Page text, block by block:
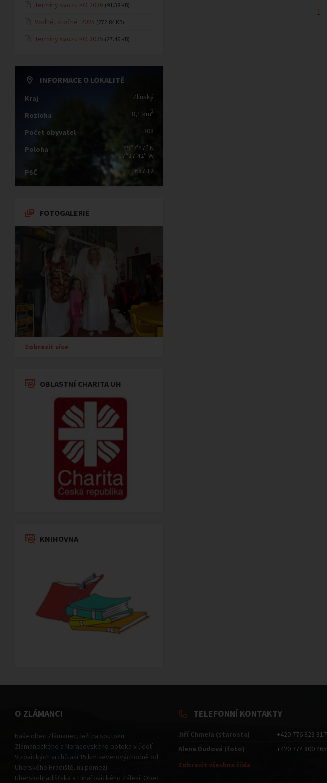
1
Termíny svozu KO 2026 (91.38 KB)
Vodné, stočné_2025 (272.84 KB)
Termíny svozu KO 2025 (27.46 KB)
INFORMACE O LOKALITĚ
Kraj Zlínský
Rozloha 8,1 km2
Počet obyvatel 308
Poloha
49°7′47″ N
17°37′42″ W
PSČ
687 12
FOTOGALERIE
Zobrazit více
OBLASTNÍ CHARITA UH
KNIHOVNA
O ZLÁMANCI
Naše obec Zlámanec, leží na soutoku
Zlámaneckého a Neradovského potoka v údolí
Vizovických vrchů asi 15 km severovýchodně od
Uherského Hradiště, na pomezí
Uherskohradišťska a Luhačovického Zálesí. Obec
TELEFONNÍ KONTAKTY
Jiří Chmela (starosta)
+420 776 823 317
Alena Dudová (foto)
+420 774 800 465
Zobrazit všechna čísla